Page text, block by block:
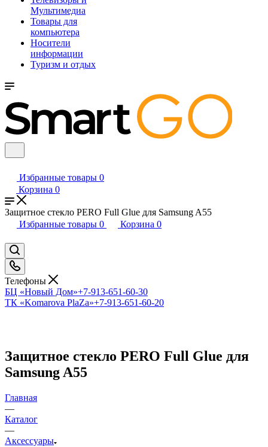
Мультимедиа
Товары для
компьютера
Носители
информации
Туризм и отдых
Избранные товары 0
Корзина 0
Защитное стекло PERO Full Glue для Samsung A55
Избранные товары 0 Корзина 0
Телефоны
БЦ «Новый Дом»+7-913-651-60-30
ТК «Komarova PlaZa»+7-913-651-60-20
Защитное стекло PERO Full Glue для
Samsung A55
Главная
—
Каталог
—
Аксессуары